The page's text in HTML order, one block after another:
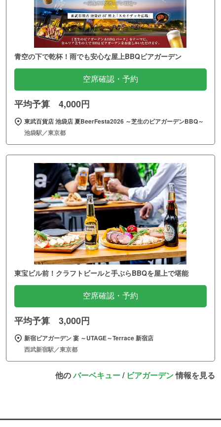
青空の下で乾杯！雨でも安心な屋上BBQビアガーデン
空席確認・予約
平均予算 4,000円
東武百貨店 池袋店 夏BeerFesta2026 ～芝生のビアガーデンBBQ～
池袋駅／東京都
東宝ビル前！クラフトビールと手ぶらBBQを屋上で堪能
空席確認・予約
平均予算 3,000円
新宿ビアガーデン 宴 ～UTAGE～Terrace 新宿店
西武新宿駅／東京都
他のバーベキュー/ ビアガーデン情報を見る